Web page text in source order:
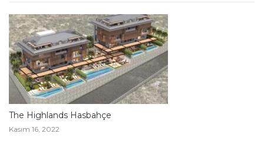
The Highlands Hasbahçe
Kasım 16, 2022